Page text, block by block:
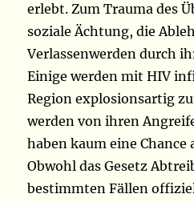
erlebt. Zum Trauma des
soziale Ächtung, die
Verlassenwerden durch
Einige werden mit HIV
Region explosionsartig
werden von ihren
haben kaum eine
Obwohl das Gesetz
bestimmten Fällen